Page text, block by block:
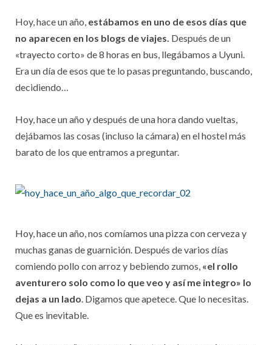
Hoy, hace un año, estábamos en uno de esos días que
no aparecen en los blogs de viajes. Después de un
«trayecto corto» de 8 horas en bus, llegábamos a Uyuni.
Era un día de esos que te lo pasas preguntando, buscando,
decidiendo…
Hoy, hace un año y después de una hora dando vueltas,
dejábamos las cosas (incluso la cámara) en el hostel más
barato de los que entramos a preguntar.
Hoy, hace un año, nos comíamos una pizza con cerveza y
muchas ganas de guarnición. Después de varios días
comiendo pollo con arroz y bebiendo zumos, «el rollo
aventurero solo como lo que veo y así me integro» lo
dejas a un lado. Digamos que apetece. Que lo necesitas.
Que es inevitable.